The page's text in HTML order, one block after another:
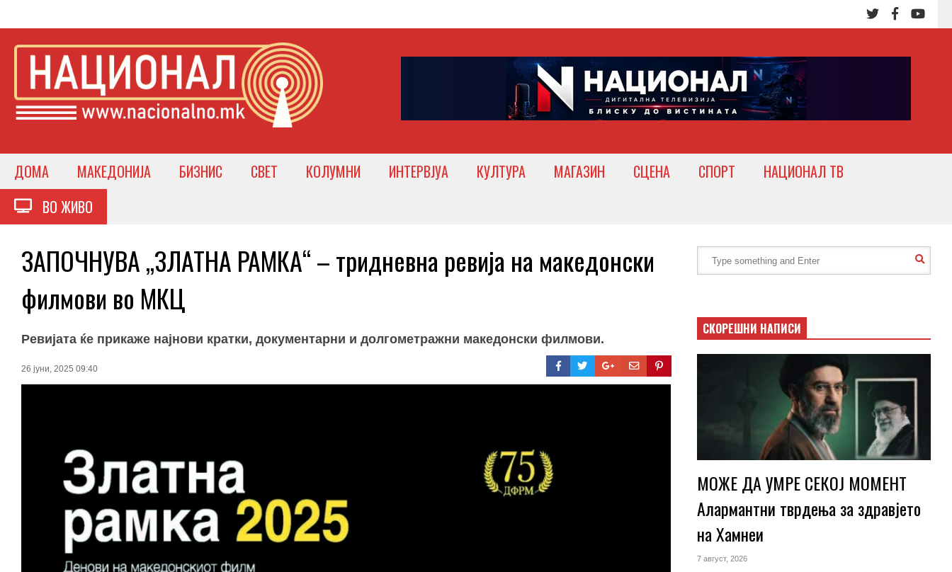
ДОМА МАКЕДОНИЈА БИЗНИС СВЕТ КОЛУМНИ ИНТЕРВЈУА КУЛТУРА МАГАЗИН СЦЕНА СПОРТ
НАЦИОНАЛ ТВ
ВО ЖИВО
ЗАПОЧНУВА „ЗЛАТНА РАМКА“ – тридневна ревија на македонски
филмови во МКЦ
Ревијата ќе прикаже најнови кратки, документарни и долгометражни македонски филмови.
26 јуни, 2025 09:40
СКОРЕШНИ НАПИСИ
МОЖЕ ДА УМРЕ СЕКОЈ МОМЕНТ
Алармантни тврдења за здравјето
на Хамнеи
7 август, 2026